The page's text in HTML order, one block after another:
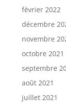
février 2022
décembre
novembre
octobre 2021
septembre
août 2021
juillet 2021